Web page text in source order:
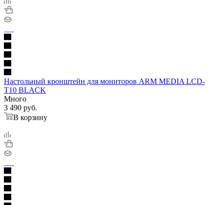
Настольный кронштейн для мониторов ARM MEDIA LCD-
T10 BLACK
Много
3 490 руб.
В корзину